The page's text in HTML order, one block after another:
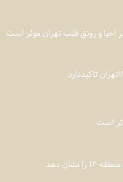
و رونق قلب تهران موثر است
است
دهد